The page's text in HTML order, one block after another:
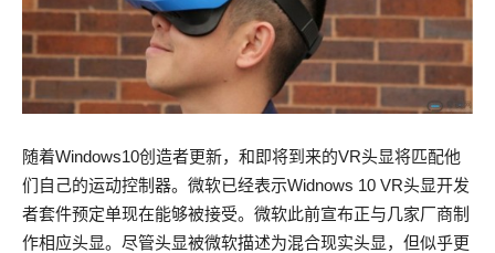
随着Windows10创造者更新，和即将到来的VR头显将匹配他
们自己的运动控制器。微软已经表示Widnows 10 VR头显开发
者套件预定单现在能够被接受。微软此前宣布正与几家厂商制
作相应头显。尽管头显被微软描述为混合现实头显，但似乎更